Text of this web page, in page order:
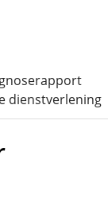
dienstverlening